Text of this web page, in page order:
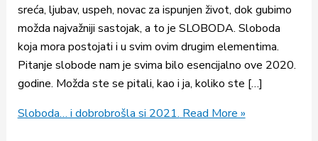
sreća, ljubav, uspeh, novac za ispunjen život, dok gubimo
možda najvažniji sastojak, a to je SLOBODA. Sloboda
koja mora postojati i u svim ovim drugim elementima.
Pitanje slobode nam je svima bilo esencijalno ove 2020.
godine. Možda ste se pitali, kao i ja, koliko ste […]
Sloboda… i dobrobrošla si 2021. Read More »